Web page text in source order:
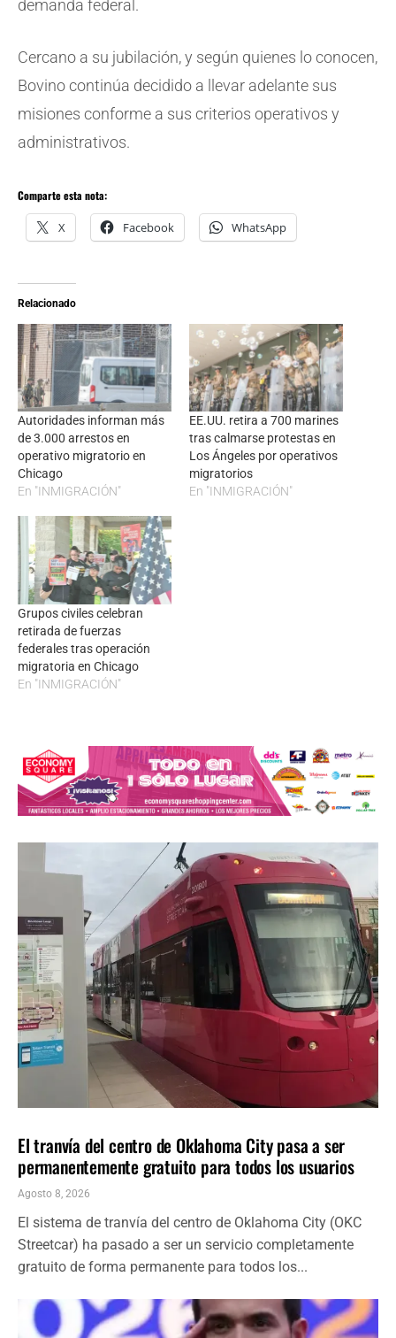
demanda federal.
Cercano a su jubilación, y según quienes lo conocen,
Bovino continúa decidido a llevar adelante sus
misiones conforme a sus criterios operativos y
administrativos.
Comparte esta nota:
X Facebook WhatsApp
Relacionado
Autoridades informan más
de 3.000 arrestos en
operativo migratorio en
Chicago
En "INMIGRACIÓN"
EE.UU. retira a 700 marines
tras calmarse protestas en
Los Ángeles por operativos
migratorios
En "INMIGRACIÓN"
Grupos civiles celebran
retirada de fuerzas
federales tras operación
migratoria en Chicago
En "INMIGRACIÓN"
El tranvía del centro de Oklahoma City pasa a ser
permanentemente gratuito para todos los usuarios
Agosto 8, 2026
El sistema de tranvía del centro de Oklahoma City (OKC
Streetcar) ha pasado a ser un servicio completamente
gratuito de forma permanente para todos los...